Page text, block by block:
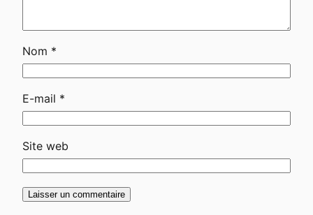
Nom *
E-mail *
Site web